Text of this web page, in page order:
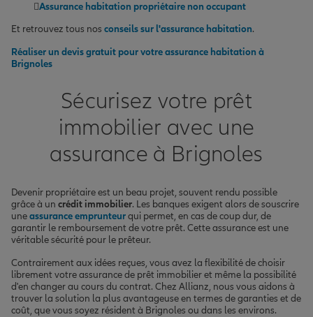
Assurance habitation propriétaire non occupant
Et retrouvez tous nos conseils sur l'assurance habitation.
Réaliser un devis gratuit pour votre assurance habitation à
Brignoles
Sécurisez votre prêt
immobilier avec une
assurance à Brignoles
Devenir propriétaire est un beau projet, souvent rendu possible
grâce à un crédit immobilier. Les banques exigent alors de souscrire
uneassurance emprunteurqui permet, en cas de coup dur, de
garantir le remboursement de votre prêt. Cette assurance est une
véritable sécurité pour le prêteur.
Contrairement aux idées reçues, vous avez la flexibilité de choisir
librement votre assurance de prêt immobilier et même la possibilité
d'en changer au cours du contrat. Chez Allianz, nous vous aidons à
trouver la solution la plus avantageuse en termes de garanties et de
coût, que vous soyez résident à Brignoles ou dans les environs.